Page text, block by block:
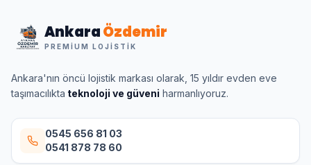
AnkaraÖzdemir
PREMIUM LOJISTIK
Ankara'nın öncü lojistik markası olarak, 15 yıldır evden eve
taşımacılıkta teknoloji ve güveni harmanlıyoruz.
0545 656 81 03
0541 878 78 60